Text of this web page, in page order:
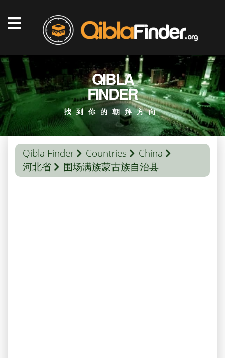
QIBLA
FINDER
找到你的朝拜方向
Qibla Finder Countries
China
河北省
围场满族蒙古族自治县